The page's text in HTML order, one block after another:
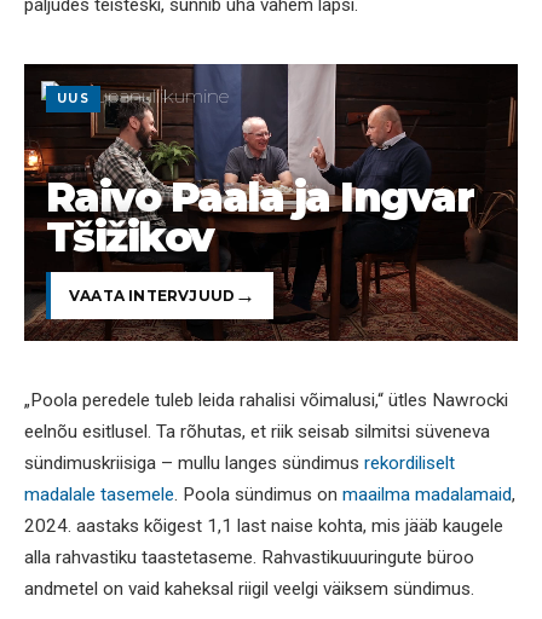
paljudes teisteski, sünnib üha vähem lapsi.
UUS
Raivo Paala ja Ingvar
Tšižikov
VAATA INTERVJUUD
„Poola peredele tuleb leida rahalisi võimalusi,“ ütles Nawrocki
eelnõu esitlusel. Ta rõhutas, et riik seisab silmitsi süveneva
sündimuskriisiga – mullu langes sündimus rekordiliselt
madalale tasemele . Poola sündimus on maailma madalamaid,
2024. aastaks kõigest 1,1 last naise kohta, mis jääb kaugele
alla rahvastiku taastetaseme. Rahvastikuuuringute büroo
andmetel on vaid kaheksal riigil veelgi väiksem sündimus.